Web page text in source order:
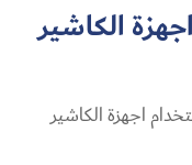
الكاشير
اجهزة الكاشير